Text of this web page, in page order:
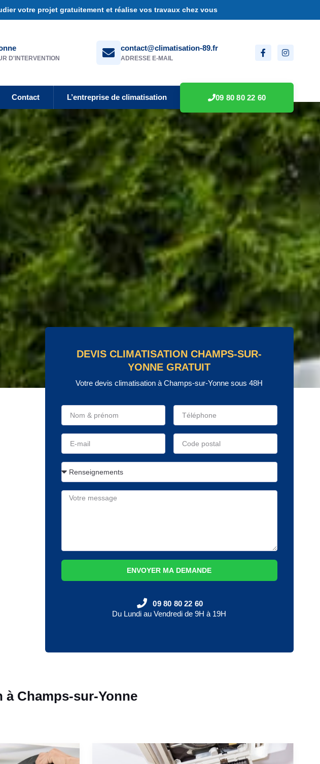
votre projet gratuitement et réalise vos travaux chez vous
D'INTERVENTION
contact@climatisation-89.fr
ADRESSE E-MAIL
Contact L’entreprise de climatisation 09 80 80 22 60
DEVIS CLIMATISATION CHAMPS-SUR-
YONNE GRATUIT
Votre devis climatisation à Champs-sur-Yonne sous 48H
ENVOYER MA DEMANDE
09 80 80 22 60
Du Lundi au Vendredi de 9H à 19H
Champs-sur-Yonne